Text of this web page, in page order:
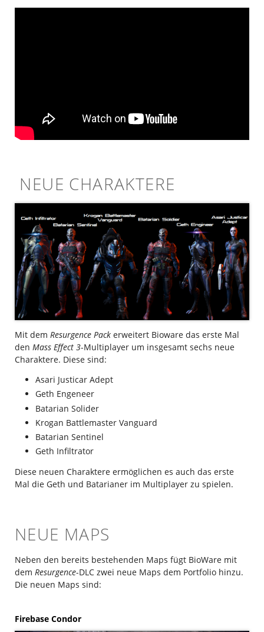
NEUE CHARAKTERE
Mit dem Resurgence Pack erweitert Bioware das erste Mal
den Mass Effect 3-Multiplayer um insgesamt sechs neue
Charaktere. Diese sind:
Asari Justicar Adept
Geth Engeneer
Batarian Solider
Krogan Battlemaster Vanguard
Batarian Sentinel
Geth Infiltrator
Diese neuen Charaktere ermöglichen es auch das erste
Mal die Geth und Batarianer im Multiplayer zu spielen.
NEUE MAPS
Neben den bereits bestehenden Maps fügt BioWare mit
dem Resurgence-DLC zwei neue Maps dem Portfolio hinzu.
Die neuen Maps sind:
Firebase Condor